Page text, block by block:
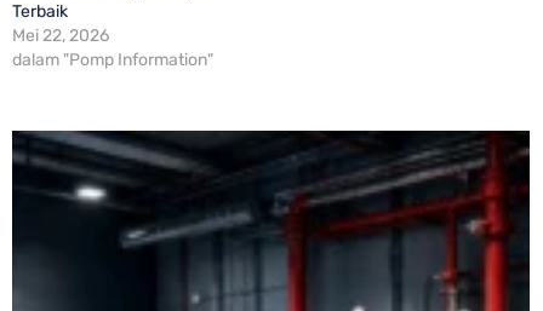
Terbaik
Mei 22, 2026
dalam "Pomp Information"